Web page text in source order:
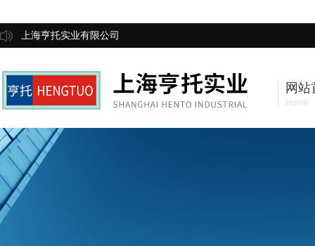
上海亨托实业有限公司
网站
Home